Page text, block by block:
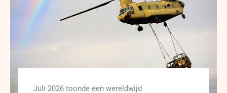
Juli 2026 toonde een wereldwijd